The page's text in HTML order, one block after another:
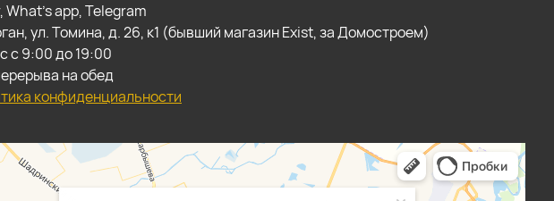
What's app, Telegram
ул. Томина, д. 26, к1 (бывший магазин Exist, за Домостроем)
с 9:00 до 19:00
на обед
конфиденциальности